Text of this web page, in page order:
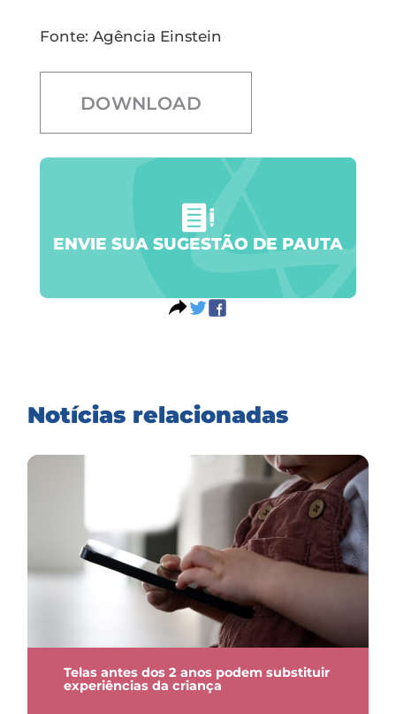
Fonte: Agência Einstein
DOWNLOAD
ENVIE SUA SUGESTÃO DE PAUTA
Notícias relacionadas
Telas antes dos 2 anos podem substituir
experiências da criança